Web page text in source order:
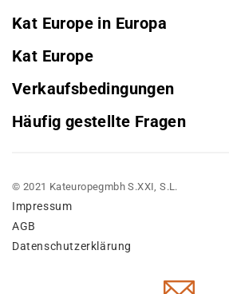
Kat Europe in Europa
Kat Europe
Verkaufsbedingungen
Häufig gestellte Fragen
© 2021 Kateuropegmbh S.XXI, S.L.
Impressum
AGB
Datenschutzerklärung